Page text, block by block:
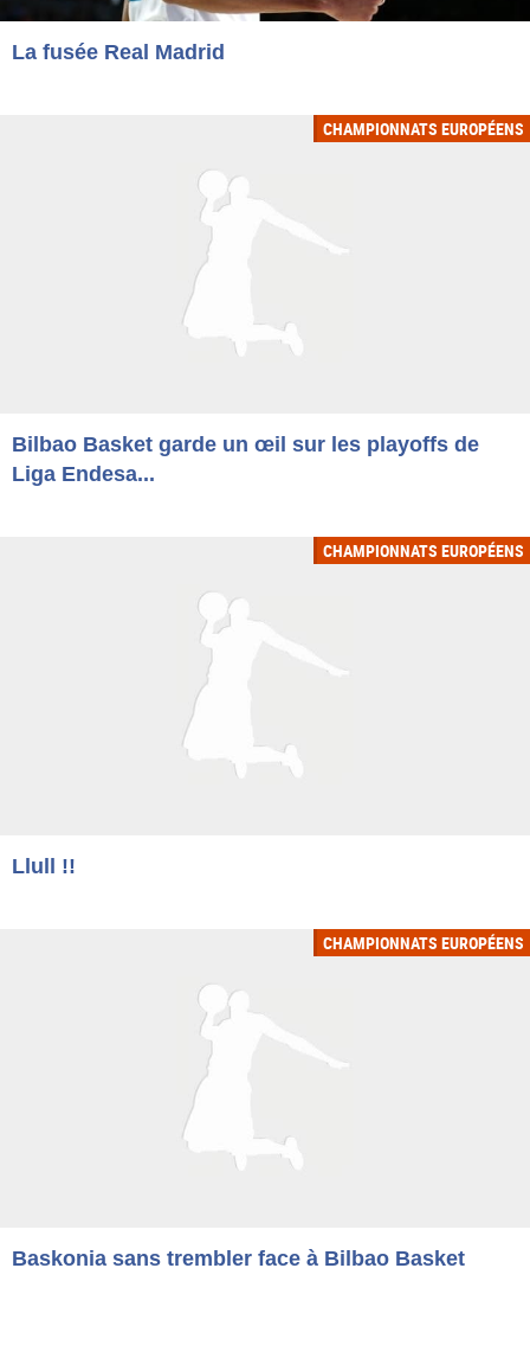
La fusée Real Madrid
CHAMPIONNATS EUROPÉENS
Bilbao Basket garde un œil sur les playoffs de
Liga Endesa...
CHAMPIONNATS EUROPÉENS
Llull !!
CHAMPIONNATS EUROPÉENS
Baskonia sans trembler face à Bilbao Basket